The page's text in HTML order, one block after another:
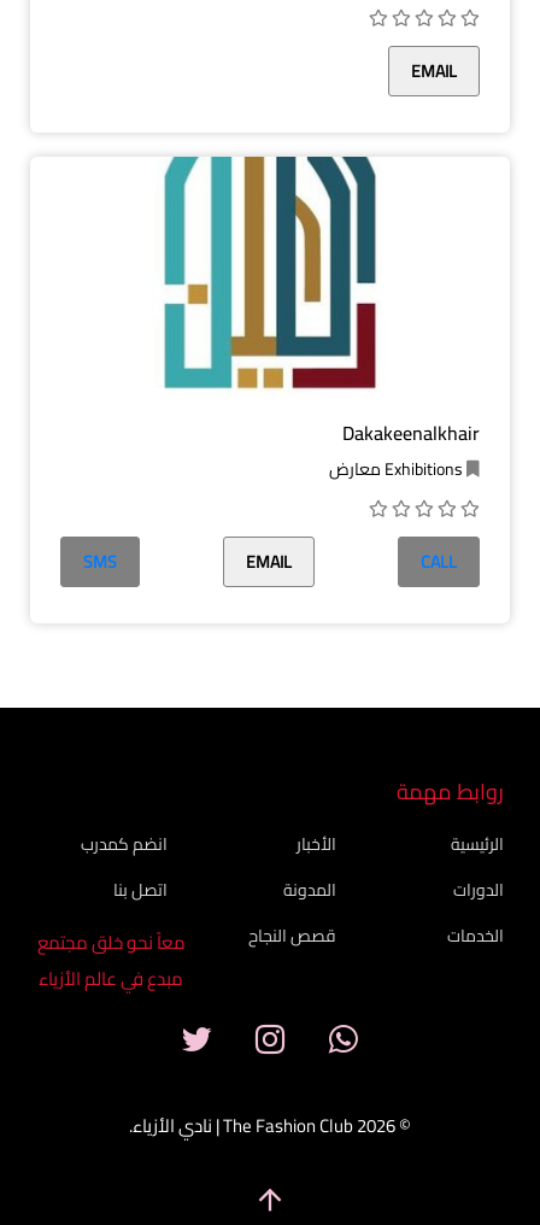
EMAIL
Dakakeenalkhair
CALL
EMAIL
SMS
روابط مهمة
الرئيسية
الدورات
الخدمات
الأخبار
المدونة
قصص النجاح
انضم كمدرب
اتصل بنا
معاً نحو خلق مجتمع
مبدع في عالم الأزياء
© 2026 The Fashion Club | نادي الأزياء.
arrow_upward